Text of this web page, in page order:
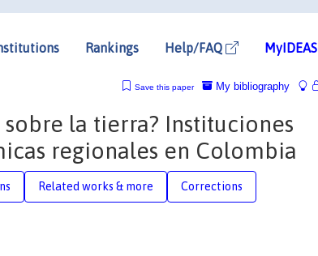
Rankings Help/FAQ MyIDEAS
My bibliography
Save this paper
la tierra? Instituciones
regionales en Colombia
Related works & more Corrections